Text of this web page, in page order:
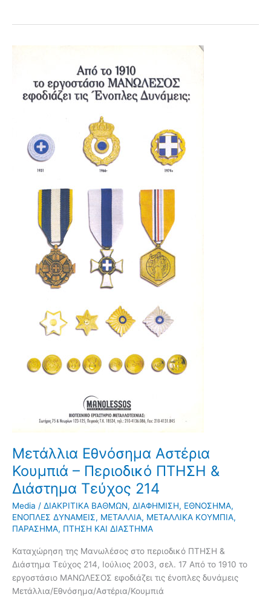
Μετάλλια Εθνόσημα Αστέρια
Κουμπιά – Περιοδικό ΠΤΗΣΗ &
Διάστημα Τεύχος 214
Media / ΔΙΑΚΡΙΤΙΚΑ ΒΑΘΜΩΝ, ΔΙΑΦΗΜΙΣΗ, ΕΘΝΟΣΗΜΑ,
ΕΝΟΠΛΕΣ ΔΥΝΑΜΕΙΣ, ΜΕΤΑΛΛΙΑ, ΜΕΤΑΛΛΙΚΑ ΚΟΥΜΠΙΑ,
ΠΑΡΑΣΗΜΑ, ΠΤΗΣΗ ΚΑΙ ΔΙΑΣΤΗΜΑ
Καταχώρηση της Μανωλέσος στο περιοδικό ΠΤΗΣΗ &
Διάστημα Τεύχος 214, Ιούλιος 2003, σελ. 17 Από το 1910 το
εργοστάσιο ΜΑΝΩΛΕΣΟΣ εφοδιάζει τις ένοπλες δυνάμεις
Μετάλλια/Εθνόσημα/Αστέρια/Κουμπιά
Κουμπιά
Διάστημα
Τεύχος